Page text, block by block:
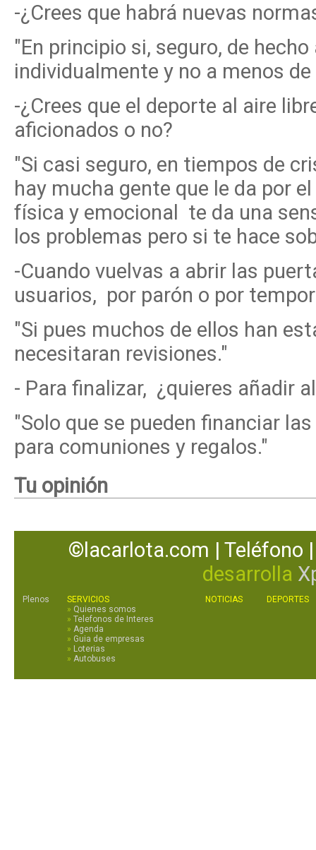
-¿Crees que habrá nuevas
"En principio si, seguro, de
individualmente y no a menos
-¿Crees que el deporte al aire
aficionados o no?
"Si casi seguro, en tiempos de
hay mucha gente que le da por
física y emocional te da una
los problemas pero si te hace
-Cuando vuelvas a abrir las
usuarios, por parón o por
"Si pues muchos de ellos han
necesitaran revisiones."
- Para finalizar, ¿quieres añadir
"Solo que se pueden financiar
para comuniones y regalos."
Tu opinión
©lacarlota.com | Teléfono
desarrolla
Plenos
SERVICIOS
» Quienes somos
» Telefonos de Interes
» Agenda
» Guia de empresas
» Loterias
» Autobuses
NOTICIAS DEPORTES